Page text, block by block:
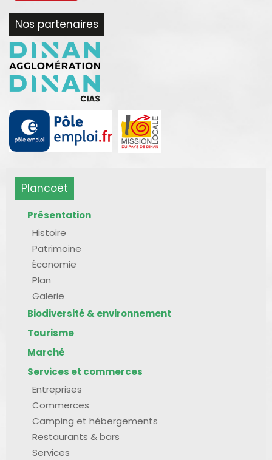
Nos partenaires
Plancoët
Présentation
Histoire
Patrimoine
Économie
Plan
Galerie
Biodiversité & environnement
Tourisme
Marché
Services et commerces
Entreprises
Commerces
Camping et hébergements
Restaurants & bars
Services